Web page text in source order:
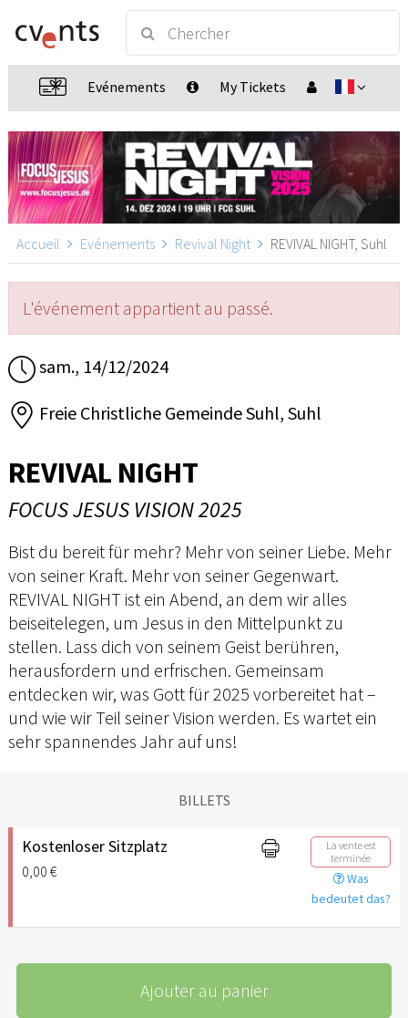
Evénements My Tickets
Accueil Evénements Revival Night REVIVAL NIGHT, Suhl
L'événement appartient au passé.
sam., 14/12/2024
Freie Christliche Gemeinde Suhl, Suhl
REVIVAL NIGHT
FOCUS JESUS VISION 2025
Bist du bereit für mehr? Mehr von seiner Liebe. Mehr
von seiner Kraft. Mehr von seiner Gegenwart.
REVIVAL NIGHT ist ein Abend, an dem wir alles
beiseitelegen, um Jesus in den Mittelpunkt zu
stellen. Lass dich von seinem Geist berühren,
herausfordern und erfrischen. Gemeinsam
entdecken wir, was Gott für 2025 vorbereitet hat –
und wie wir Teil seiner Vision werden. Es wartet ein
sehr spannendes Jahr auf uns!
BILLETS
Kostenloser Sitzplatz
0,00 €
La vente est
terminée
Was
bedeutet das?
Ajouter au panier